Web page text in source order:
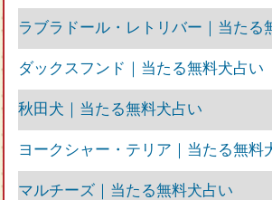
ラブラドール・レトリバー｜当たる
ダックスフンド｜当たる無料犬占い
秋田犬｜当たる無料犬占い
ヨークシャー・テリア｜当たる無料
マルチーズ｜当たる無料犬占い